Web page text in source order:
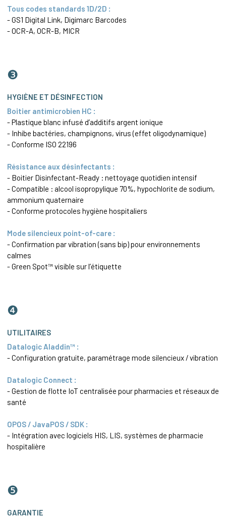
Tous codes standards 1D/2D :
- GS1 Digital Link, Digimarc Barcodes
- OCR-A, OCR-B, MICR
❸
HYGIÈNE ET DÉSINFECTION
Boitier antimicrobien HC :
- Plastique blanc infusé d’additifs argent ionique
- Inhibe bactéries, champignons, virus (effet oligodynamique)
- Conforme ISO 22196
Résistance aux désinfectants :
- Boitier Disinfectant-Ready : nettoyage quotidien intensif
- Compatible : alcool isopropylique 70%, hypochlorite de sodium,
ammonium quaternaire
- Conforme protocoles hygiène hospitaliers
Mode silencieux point-of-care :
- Confirmation par vibration (sans bip) pour environnements
calmes
- Green Spot™ visible sur l’étiquette
❹
UTILITAIRES
Datalogic Aladdin™ :
- Configuration gratuite, paramétrage mode silencieux / vibration
Datalogic Connect :
- Gestion de flotte IoT centralisée pour pharmacies et réseaux de
santé
OPOS / JavaPOS / SDK :
- Intégration avec logiciels HIS, LIS, systèmes de pharmacie
hospitalière
❺
GARANTIE